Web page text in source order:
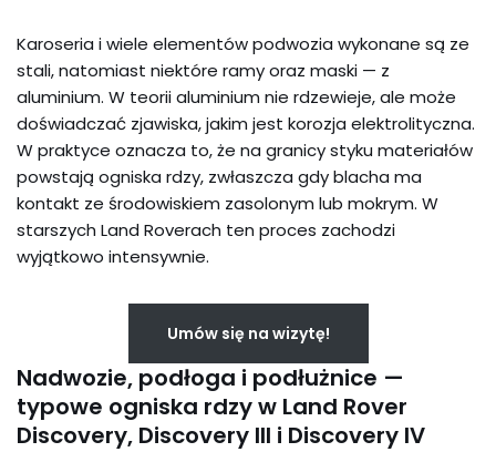
Karoseria i wiele elementów podwozia wykonane są ze
stali, natomiast niektóre ramy oraz maski — z
aluminium. W teorii aluminium nie rdzewieje, ale może
doświadczać zjawiska, jakim jest korozja elektrolityczna.
W praktyce oznacza to, że na granicy styku materiałów
powstają ogniska rdzy, zwłaszcza gdy blacha ma
kontakt ze środowiskiem zasolonym lub mokrym. W
starszych Land Roverach ten proces zachodzi
wyjątkowo intensywnie.
Umów się na wizytę!
Nadwozie, podłoga i podłużnice —
typowe ogniska rdzy w Land Rover
Discovery, Discovery III i Discovery IV